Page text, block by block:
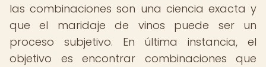
las combinaciones son una ciencia exacta y
que el maridaje de vinos puede ser un
proceso subjetivo. En última instancia, el
objetivo es encontrar combinaciones que